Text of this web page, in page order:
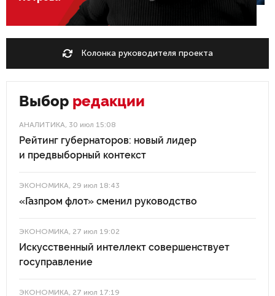
Колонка руководителя проекта
Выбор редакции
АНАЛИТИКА, 30 июл 15:08
Рейтинг губернаторов: новый лидер
и предвыборный контекст
ЭКОНОМИКА, 29 июл 18:43
«Газпром флот» сменил руководство
ЭКОНОМИКА, 27 июл 19:02
Искусственный интеллект совершенствует
госуправление
ЭКОНОМИКА, 27 июл 17:19